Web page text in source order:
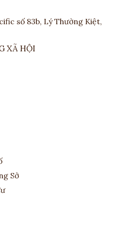
số 83b, Lý Thường Kiệt,
XÃ HỘI
Sở